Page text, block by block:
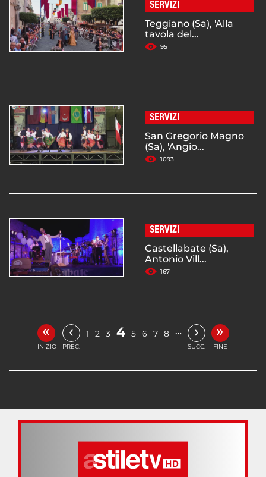
SERVIZI
Teggiano (Sa), 'Alla
tavola del...
95
SERVIZI
San Gregorio Magno
(Sa), 'Angio...
1093
SERVIZI
Castellabate (Sa),
Antonio Vill...
167
«
INIZIO
‹
PREC.
1 2 3 4 5 6 7 8 … ›
SUCC.
»
FINE